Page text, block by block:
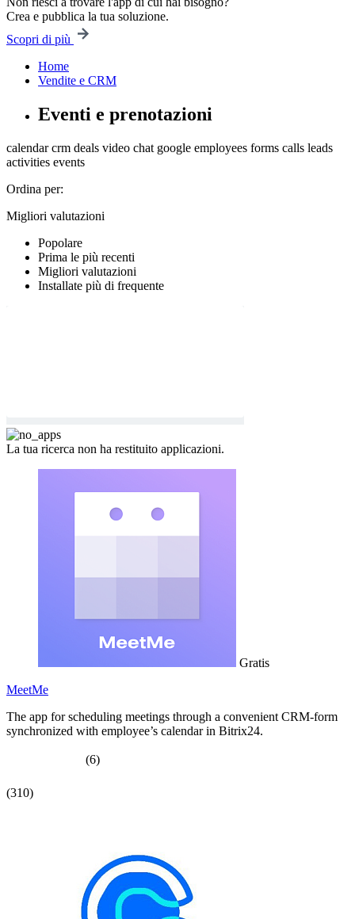
Crea e pubblica la tua soluzione.
Scopri di più
Home
Vendite e CRM
Eventi e prenotazioni
calendar crm deals video chat google employees forms calls leads
activities events
Ordina per:
Migliori valutazioni
Popolare
Prima le più recenti
Migliori valutazioni
Installate più di frequente
La tua ricerca non ha restituito applicazioni.
Gratis
MeetMe
The app for scheduling meetings through a convenient CRM-form
synchronized with employee’s calendar in Bitrix24.
(6)
(310)